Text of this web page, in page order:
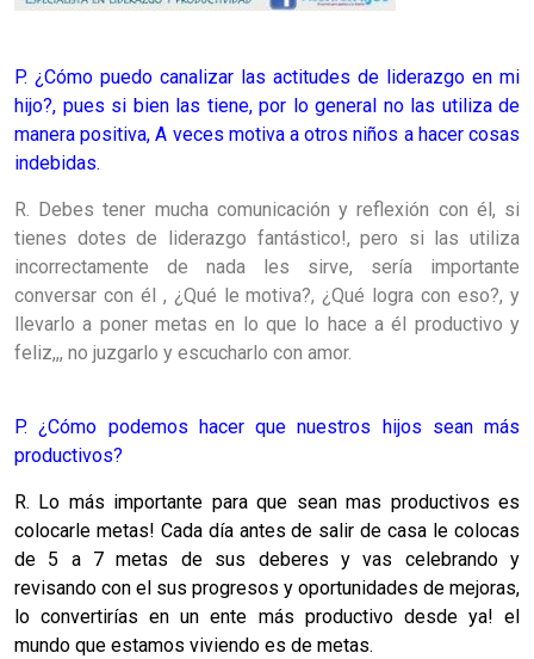
P. ¿Cómo puedo canalizar las actitudes de liderazgo en mi
hijo?, pues si bien las tiene, por lo general no las utiliza de
manera positiva, A veces motiva a otros niños a hacer cosas
indebidas.
R. Debes tener mucha comunicación y reflexión con él, si
tienes dotes de liderazgo fantástico!, pero si las utiliza
incorrectamente de nada les sirve, sería importante
conversar con él , ¿Qué le motiva?, ¿Qué logra con eso?, y
llevarlo a poner metas en lo que lo hace a él productivo y
feliz,,, no juzgarlo y escucharlo con amor.
P. ¿Cómo podemos hacer que nuestros hijos sean más
productivos?
R. Lo más importante para que sean mas productivos es
colocarle metas! Cada día antes de salir de casa le colocas
de 5 a 7 metas de sus deberes y vas celebrando y
revisando con el sus progresos y oportunidades de mejoras,
lo convertirías en un ente más productivo desde ya! el
mundo que estamos viviendo es de metas.